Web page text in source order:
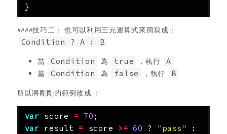
}
####技巧二： 也可以利用三元運算式來簡寫成：
Condition ? A : B
當
Condition 為 true ，執行
A
當
Condition 為 false ，執行
B
所以將剛剛的範例改成 ：
var score = 70 ;
var result = score >= 60 ? "pass" :